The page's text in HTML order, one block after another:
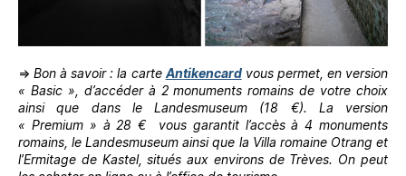
⇒Bon à savoir : la carte Antikencardvous permet, en version
« Basic », d’accéder à 2 monuments romains de votre choix
ainsi que dans le Landesmuseum (18 €). La version
« Premium » à 28 €
vous garantit l’accès à 4 monuments
romains, le Landesmuseum ainsi que la Villa romaine Otrang et
l’Ermitage de Kastel, situés aux environs de Trèves. On peut